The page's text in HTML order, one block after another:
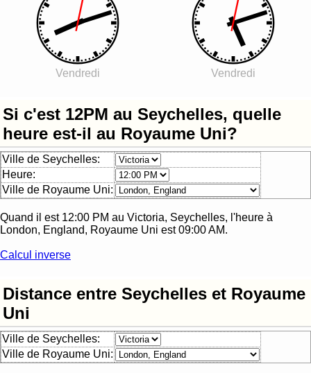
Vendredi Vendredi
Si c'est 12PM au Seychelles, quelle
heure est-il au Royaume Uni?
Ville de Seychelles:
Heure:
Ville de Royaume Uni:
Quand il est 12:00 PM au Victoria, Seychelles, l'heure à
London, England, Royaume Uni est09:00 AM.
Calcul inverse
Distance entre Seychelles et Royaume
Uni
Ville de Seychelles:
Ville de Royaume Uni: